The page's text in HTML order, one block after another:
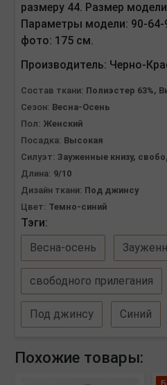
размеру 44. Размер
Параметры модели: 90-
фото: 175 см.
Производитель: Черно-
Состав ткани: Полиэстер 63%,
Сезон: Весна-Осень
Пол: Женский
Посадка: Высокая
Силуэт: Зауженные книзу,
Длина: 9/10
Дизайн ткани: Под джинсу
Цвет: Темно-синий
Тэги:
Весна-осень
свободного прилегания
Под джинсу Синий
Похожие товары: